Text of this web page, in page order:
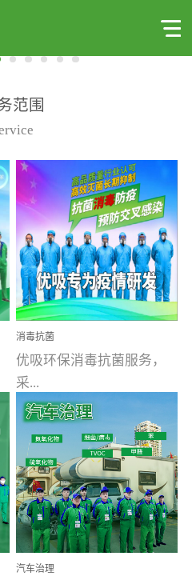
范围
消毒抗菌
优吸环保消毒抗菌服务，
采...
用行业公认奥维牌消毒
液，具备杀死人体冠状病
毒的功效，杀菌率
99.99%。相对于传统消毒
液来说，无...
汽车治理